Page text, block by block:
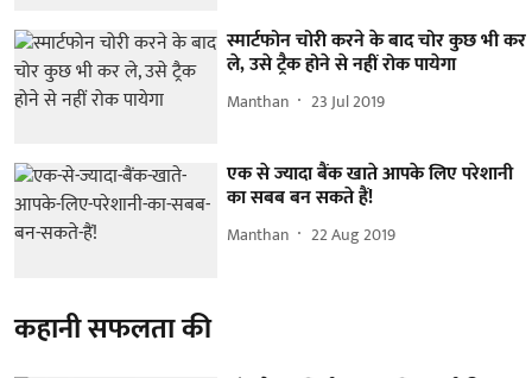
स्मार्टफोन चोरी करने के बाद चोर कुछ भी कर
ले, उसे ट्रैक होने से नहीं रोक पायेगा
Manthan 23 Jul 2019
एक से ज्यादा बैंक खाते आपके लिए परेशानी
का सबब बन सकते हैं!
Manthan 22 Aug 2019
कहानी सफलता की